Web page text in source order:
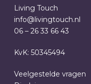
Living Touch
info@livingtouch.nl
06 – 26 33 66 43
KvK: 50345494
Veelgestelde vragen